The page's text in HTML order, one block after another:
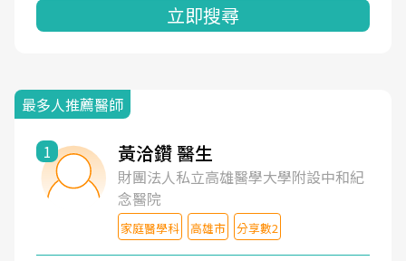
立即搜尋
最多人推薦醫師
1 黃洽鑽 醫生
財團法人私立高雄醫學大學附設中和紀
念醫院
家庭醫學科 高雄市 分享數2